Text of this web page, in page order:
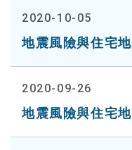
2020-10-05
地震風險與住宅
2020-09-26
地震風險與住宅